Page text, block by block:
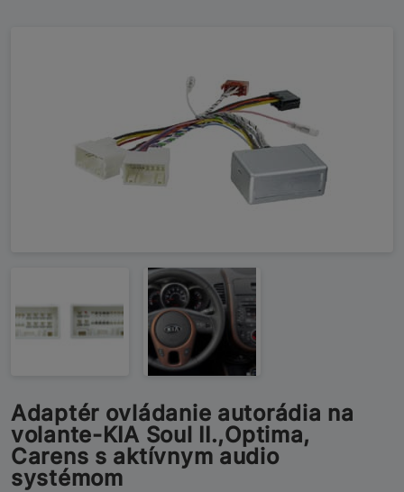
Adaptér ovládanie autorádia na
volante-KIA Soul II.,Optima,
Carens s aktívnym audio
systémom